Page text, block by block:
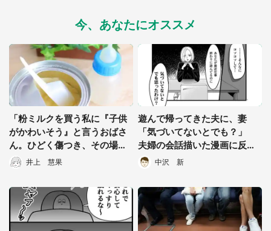
都道府選択
今、あなたにオススメ
「粉ミルクを買う私に『子供
がかわいそう』と言うおばさ
ん。ひどく傷つき、その場を
離れようとすると...」（群馬
県・30代女性）
井上 慧果
遊んで帰ってきた夫に、妻
「気づいてないとでも？」
夫婦の会話描いた漫画に反響
「自分もこうなる自信ある」
中沢 新